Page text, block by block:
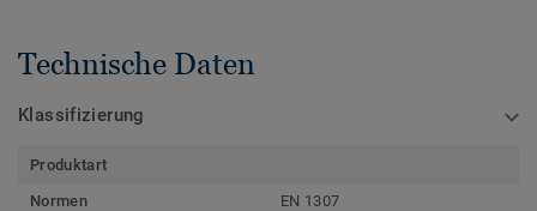
Technische Daten
Klassifizierung
Produktart
Normen
EN 1307